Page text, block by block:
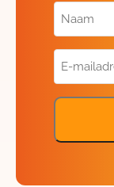
Naam
E-
mailadres